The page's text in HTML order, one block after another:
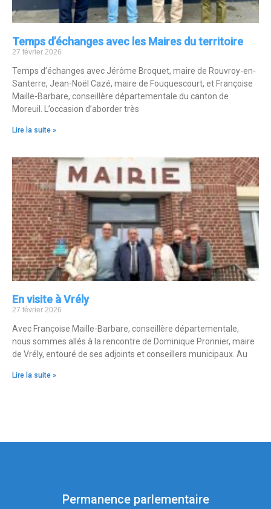
Temps d’échanges avec les Maires du territoire
27 février 2026
Temps d’échanges avec Jérôme Broquet, maire de Rouvroy-en-
Santerre, Jean-Noël Cazé, maire de Fouquescourt, et Françoise
Maille-Barbare, conseillère départementale du canton de
Moreuil. L’occasion d’aborder très
Lire la suite »
En visite à Vrély
27 février 2026
Avec Françoise Maille-Barbare, conseillère départementale,
nous sommes allés à la rencontre de Dominique Pronnier, maire
de Vrély, entouré de ses adjoints et conseillers municipaux. Au
Lire la suite »
Permanence parlementaire